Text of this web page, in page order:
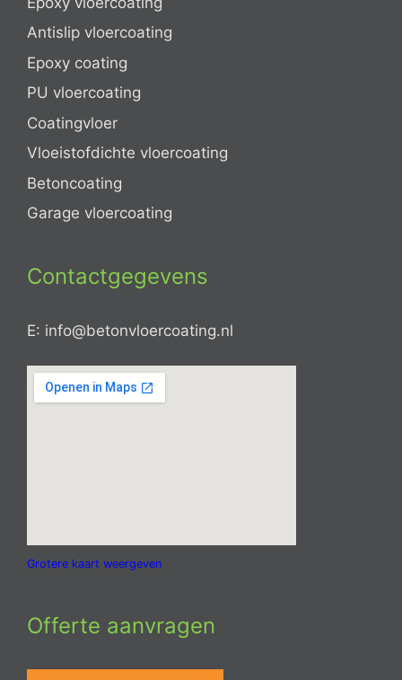
Antislip vloercoating
Epoxy coating
PU vloercoating
Coatingvloer
Vloeistofdichte vloercoating
Betoncoating
Garage vloercoating
Contactgegevens
E: info@betonvloercoating.nl
Grotere kaart weergeven
Offerte aanvragen